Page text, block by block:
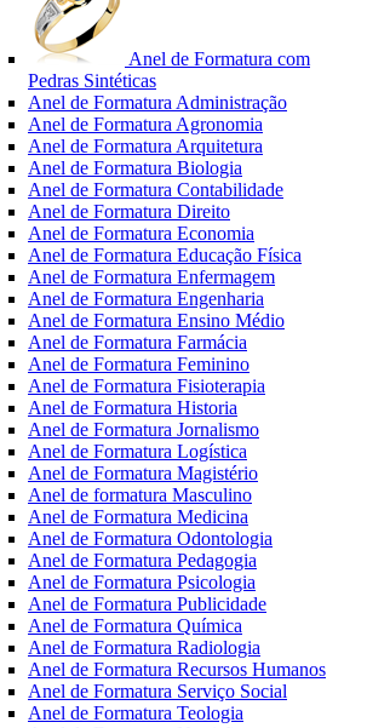
Anel de Formatura com
Pedras Sintéticas
Anel de Formatura Administração
Anel de Formatura Agronomia
Anel de Formatura Arquitetura
Anel de Formatura Biologia
Anel de Formatura Contabilidade
Anel de Formatura Direito
Anel de Formatura Economia
Anel de Formatura Educação Física
Anel de Formatura Enfermagem
Anel de Formatura Engenharia
Anel de Formatura Ensino Médio
Anel de Formatura Farmácia
Anel de Formatura Feminino
Anel de Formatura Fisioterapia
Anel de Formatura Historia
Anel de Formatura Jornalismo
Anel de Formatura Logística
Anel de Formatura Magistério
Anel de formatura Masculino
Anel de Formatura Medicina
Anel de Formatura Odontologia
Anel de Formatura Pedagogia
Anel de Formatura Psicologia
Anel de Formatura Publicidade
Anel de Formatura Química
Anel de Formatura Radiologia
Anel de Formatura Recursos Humanos
Anel de Formatura Serviço Social
Anel de Formatura Teologia